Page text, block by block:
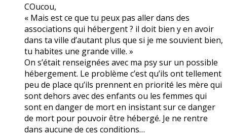
COucou,
« Mais est ce que tu peux pas aller dans des
associations qui hébergent ? il doit bien y en avoir
dans ta ville d’autant plus que si je me souvient bien,
tu habites une grande ville. »
On s’était renseignées avec ma psy sur un possible
hébergement. Le problème c’est qu’ils ont tellement
peu de place qu’ils prennent en priorité les mère qui
sont dehors avec des enfants ou les femmes qui
sont en danger de mort en insistant sur ce danger
de mort pour pouvoir être hébergé. Je ne rentre
dans aucune de ces conditions…